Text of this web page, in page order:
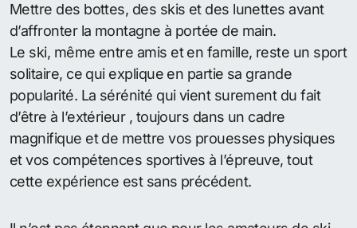
Mettre des bottes, des skis et des lunettes avant
d’affronter la montagne à portée de main.
Le ski, même entre amis et en famille, reste un sport
solitaire, ce qui explique en partie sa grande
popularité. La sérénité qui vient surement du fait
d’être à l’extérieur , toujours dans un cadre
magnifique et de mettre vos prouesses physiques
et vos compétences sportives à l’épreuve, tout
cette expérience est sans précédent.